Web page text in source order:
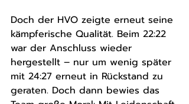
Doch der HVO zeigte erneut seine
kämpferische Qualität. Beim 22:22
war der Anschluss wieder
hergestellt – nur um wenig später
mit 24:27 erneut in Rückstand zu
geraten. Doch dann bewies das